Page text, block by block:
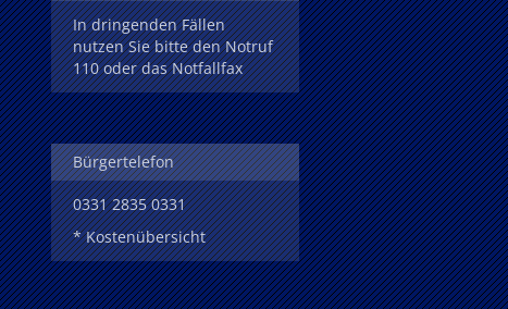
In dringenden Fällen
nutzen Sie bitte den Notruf
110 oder das Notfallfax
Bürgertelefon
0331 2835 0331
* Kostenübersicht